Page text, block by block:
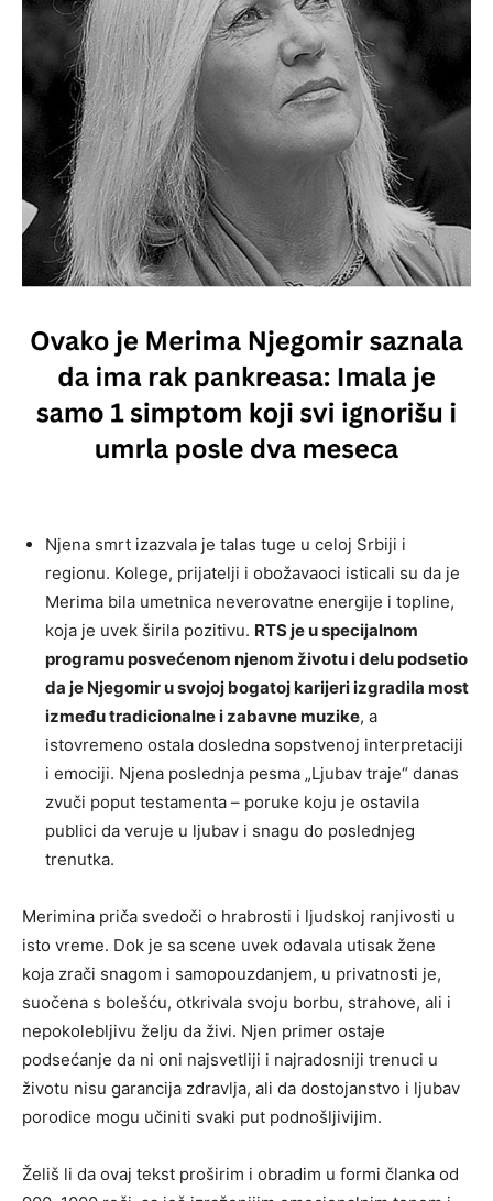
Njena smrt izazvala je talas tuge u celoj Srbiji i
regionu. Kolege, prijatelji i obožavaoci isticali su da je
Merima bila umetnica neverovatne energije i topline,
koja je uvek širila pozitivu. RTS je u specijalnom
programu posvećenom njenom životu i delu podsetio
da je Njegomir u svojoj bogatoj karijeri izgradila most
između tradicionalne i zabavne muzike, a
istovremeno ostala dosledna sopstvenoj interpretaciji
i emociji. Njena poslednja pesma „Ljubav traje“ danas
zvuči poput testamenta – poruke koju je ostavila
publici da veruje u ljubav i snagu do poslednjeg
trenutka.
Merimina priča svedoči o hrabrosti i ljudskoj ranjivosti u
isto vreme. Dok je sa scene uvek odavala utisak žene
koja zrači snagom i samopouzdanjem, u privatnosti je,
suočena s bolešću, otkrivala svoju borbu, strahove, ali i
nepokolebljivu želju da živi. Njen primer ostaje
podsećanje da ni oni najsvetliji i najradosniji trenuci u
životu nisu garancija zdravlja, ali da dostojanstvo i ljubav
porodice mogu učiniti svaki put podnošljivijim.
Želiš li da ovaj tekst proširim i obradim u formi članka od